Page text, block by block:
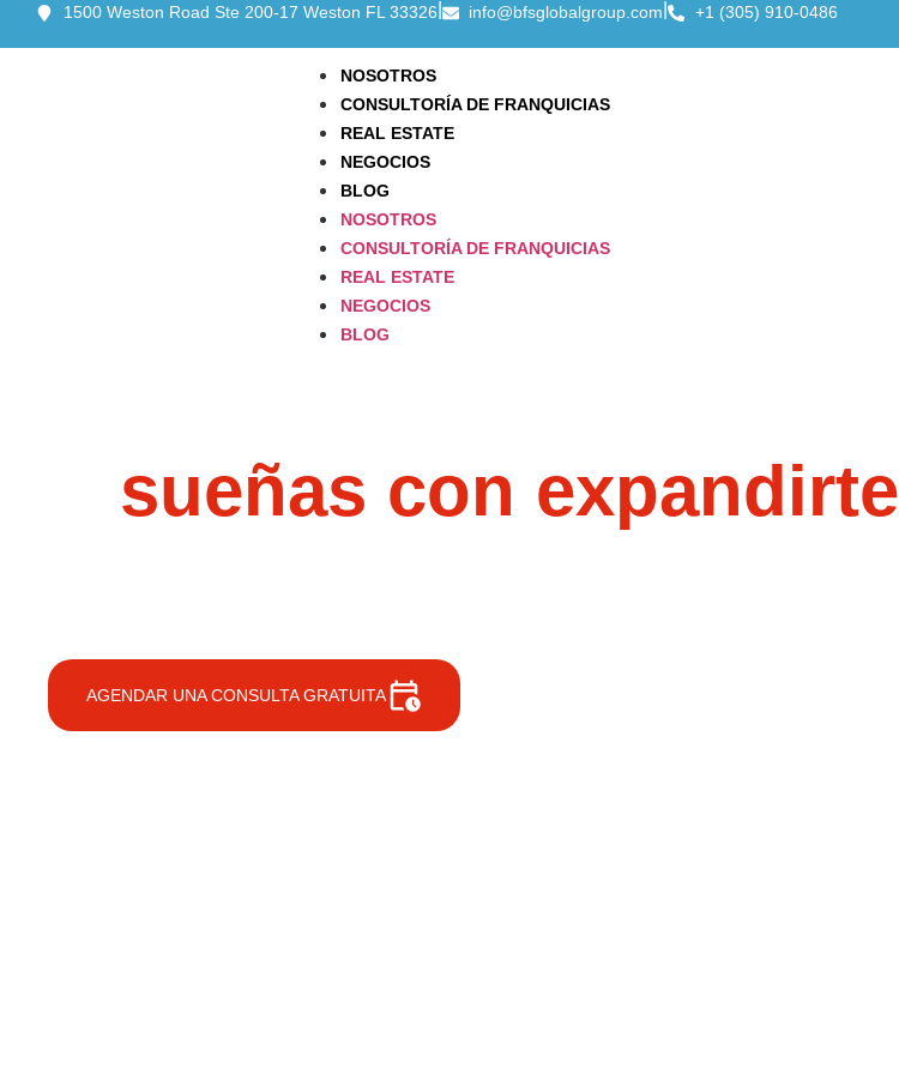
1500 Weston Road Ste 200-17 Weston FL 33326 info@bfsglobalgroup.com +1 (305) 910-0486
NOSOTROS
CONSULTORÍA DE FRANQUICIAS
REAL ESTATE
NEGOCIOS
BLOG
NOSOTROS
CONSULTORÍA DE FRANQUICIAS
REAL ESTATE
NEGOCIOS
BLOG
sueñas con expandirte
AGENDAR UNA CONSULTA GRATUITA